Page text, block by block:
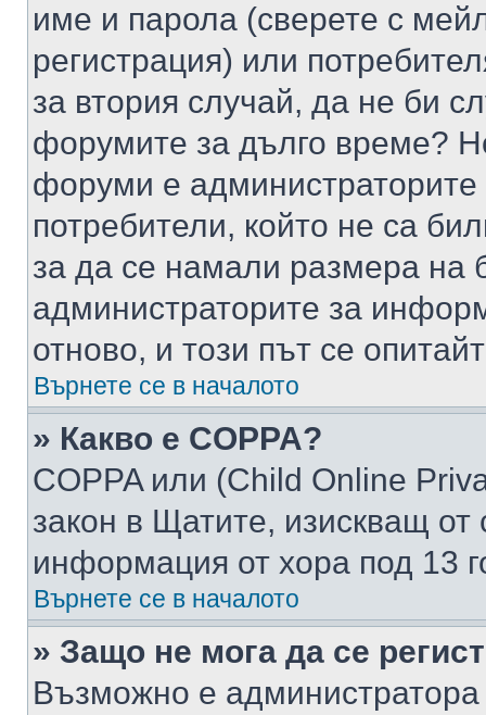
име и парола (сверете с
регистрация) или
за втория случай, да не би
форумите за дълго време?
форуми е администраторите
потребители, който не са
за да се намали размера на
администраторите за
отново, и този път се
Върнете се в началото
» Какво е COPPA?
COPPA или (Child Online
закон в Щатите, изискващ от
информация от хора под 13
Върнете се в началото
» Защо не мога да се
Възможно е